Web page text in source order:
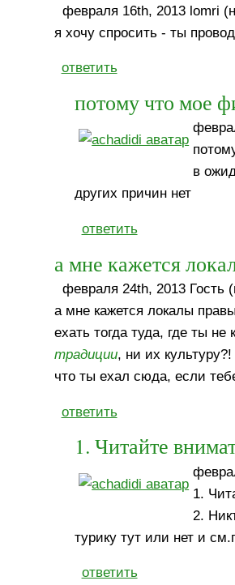
февраля 16th, 2013 lomri
я хочу спросить - ты
ответить
потому что мое
в
других причин нет
ответить
а мне кажется
февраля 24th, 2013 Гость
а мне кажется локалы
ехать тогда туда, где ты
традиции, ни их
что ты ехал сюда, если
ответить
1. Читайте
1.
2.
турику тут или нет и
ответить